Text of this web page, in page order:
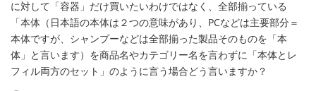
に対して「容器」だけ買いたいわけではなく、全部揃っている
「本体（日本語の本体は２つの意味があり、PCなどは主要部分＝
本体ですが、シャンプーなどは全部揃った製品そのものを「本
体」と言います）を商品名やカテゴリー名を言わずに「本体とレ
フィル両方のセット」のように言う場合どう言いますか？